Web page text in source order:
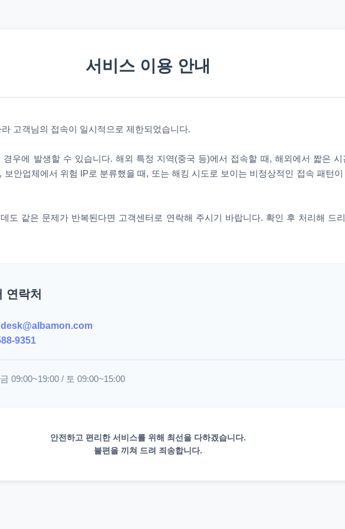
서비스 이용 안내
고객님의 접속이 일시적으로 제한되었습니다.
경우에 발생할 수 있습니다. 해외 특정 지역(중국 등)에서 접속할 때, 해외에서 짧은 시
보안업체에서 위험 IP로 분류했을 때, 또는 해킹 시도로 보이는 비정상적인 접속 패턴이
도 같은 문제가 반복된다면 고객센터로 연락해 주시기 바랍니다. 확인 후 처리해 드
연락처
9351
09:00~19:00 / 토 09:00~15:00
안전하고 편리한 서비스를 위해 최선을 다하겠습니다.
불편을 끼쳐 드려 죄송합니다.